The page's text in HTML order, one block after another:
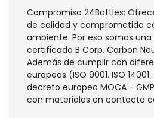
Compromiso 24Bottles:
de calidad y comprometido
ambiente. Por eso somos
certificado B Corp. Carbon
Además de cumplir con
europeas (ISO 9001. ISO 14001.
decreto europeo MOCA -
con materiales en contacto